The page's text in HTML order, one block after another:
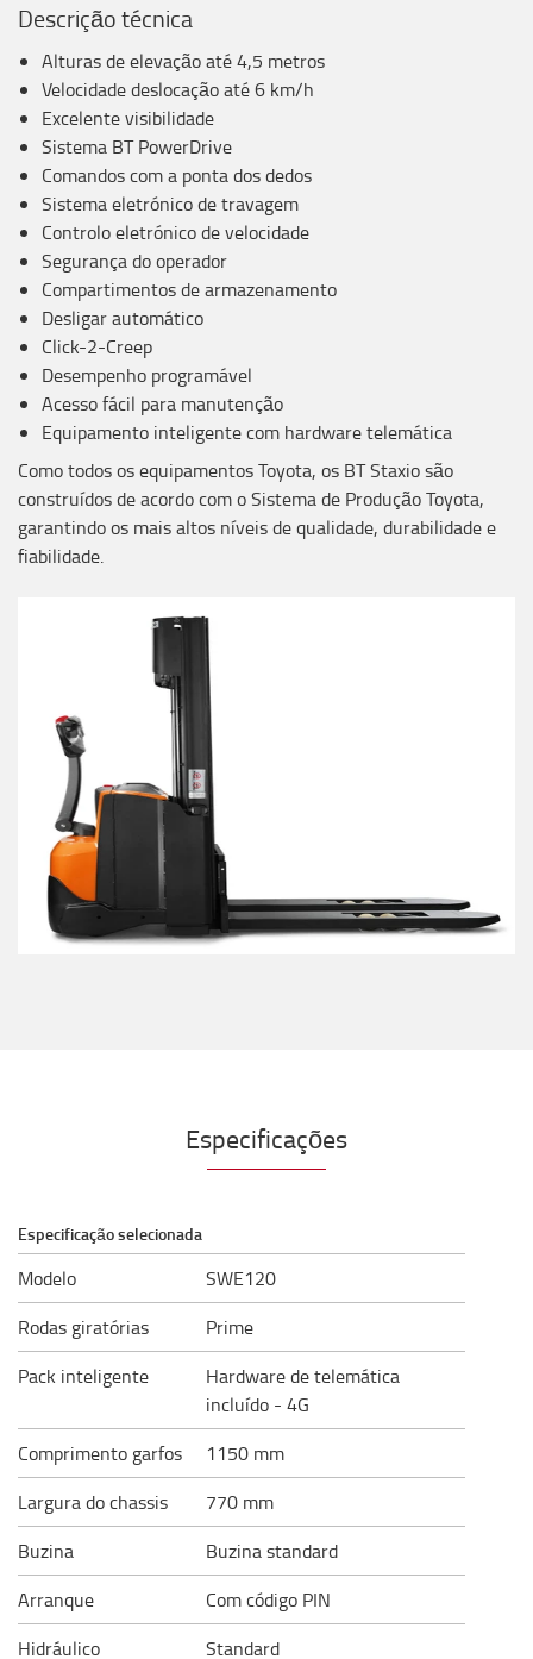
Descrição técnica
Alturas de elevação até 4,5 metros
Velocidade deslocação até 6 km/h
Excelente visibilidade
Sistema BT PowerDrive
Comandos com a ponta dos dedos
Sistema eletrónico de travagem
Controlo eletrónico de velocidade
Segurança do operador
Compartimentos de armazenamento
Desligar automático
Click-2-Creep
Desempenho programável
Acesso fácil para manutenção
Equipamento inteligente com hardware telemática
Como todos os equipamentos Toyota, os BT Staxio são
construídos de acordo com o Sistema de Produção Toyota,
garantindo os mais altos níveis de qualidade, durabilidade e
fiabilidade.
Especificações
Especificação selecionada
Modelo
SWE120
Rodas giratórias
Prime
Pack inteligente
Hardware de telemática
incluído - 4G
Comprimento garfos
1150 mm
Largura do chassis
770 mm
Buzina
Buzina standard
Arranque
Com código PIN
Hidráulico
Standard